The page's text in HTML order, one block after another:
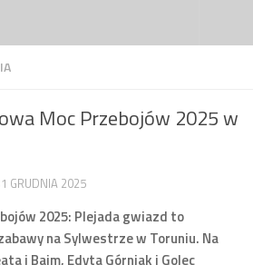
Moc Przebojów 2025 w
GRUDNIA 2025
2025: Plejada gwiazd to
na Sylwestrze w Toruniu. Na
i Bajm, Edyta Górniak i Golec